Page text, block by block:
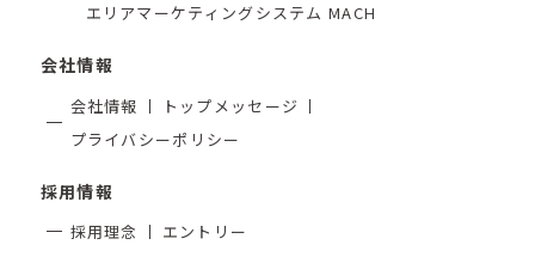
エリアマーケティングシステム MACH
会社情報
会社情報
トップメッセージ
プライバシーポリシー
採用情報
採用理念 エントリー